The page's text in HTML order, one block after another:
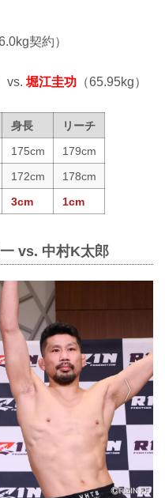
契約）
vs. 堀江圭功 （65.95kg）
身長
リーチ
175cm
179cm
172cm
178cm
3cm 1cm
vs. 中村K太郎